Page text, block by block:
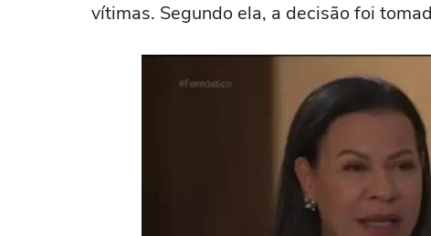
vítimas. Segundo ela, a decisão foi